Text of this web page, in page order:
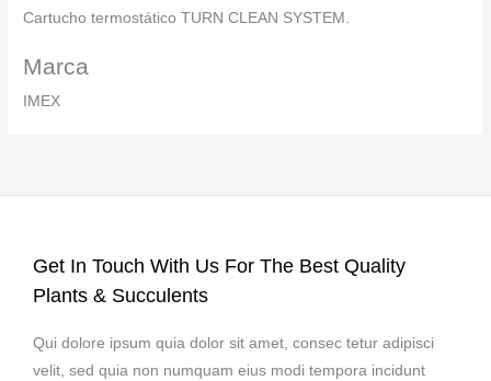
Cartucho termostático TURN CLEAN SYSTEM.
Marca
IMEX
Get In Touch With Us For The Best Quality
Plants & Succulents
Qui dolore ipsum quia dolor sit amet, consec tetur adipisci
velit, sed quia non numquam eius modi tempora incidunt